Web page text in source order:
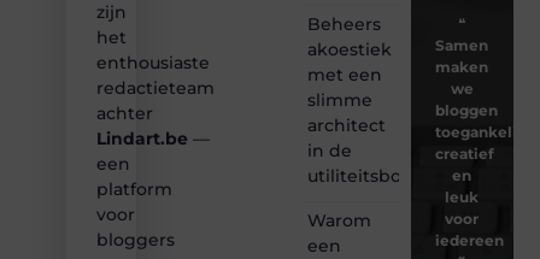
zijn
het
enthousiaste
redactieteam
achter
Lindart.be —
een
platform
voor
bloggers
Beheers
akoestiek
met een
slimme
architect
in de
utiliteitsbouw
Warom
een
❝
Samen
maken
we
bloggen
toegankelijk,
creatief
en
leuk
voor
iedereen